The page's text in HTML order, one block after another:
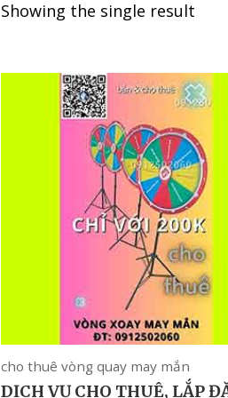
Showing the single result
cho thuê vòng quay may mắn
DỊCH VỤ CHO THUÊ, LẮP